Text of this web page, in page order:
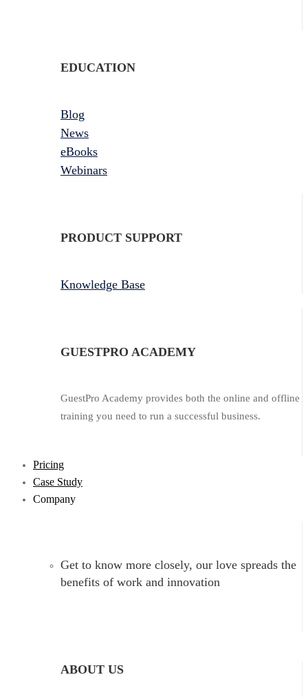
EDUCATION
Blog
News
eBooks
Webinars
PRODUCT SUPPORT
Knowledge Base
GUESTPRO ACADEMY
GuestPro Academy provides both the online and offline
training you need to run a successful business.
Pricing
Case Study
Company
Get to know more closely, our love spreads the
benefits of work and innovation
ABOUT US